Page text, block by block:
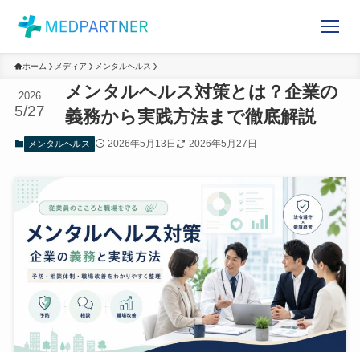
ホーム メディア メンタルヘルス
メンタルヘルス対策とは？企業
の義務から実践方法まで徹底解
説
2026